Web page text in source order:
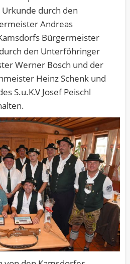
durch den
Andreas
Bürgermeister
den Unterföhringer
Werner Bosch und der
Heinz Schenk und
S.u.K.V Josef Peischl